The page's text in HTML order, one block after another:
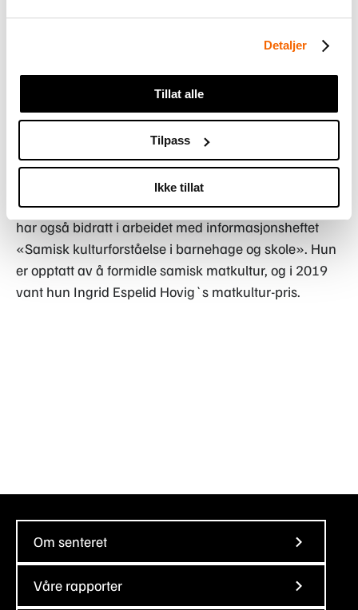
Detaljer
Tillat alle
Tilpass
Ikke tillat
kompetansemålene skal elevene både tilegne seg
metoder for å tilberede og konservere mat.
Innleggsholder
Màret Ravdna Buljo er matformidler og reineier, og
har også bidratt i arbeidet med informasjonsheftet
«Samisk kulturforståelse i barnehage og skole». Hun
er opptatt av å formidle samisk matkultur, og i 2019
vant hun Ingrid Espelid Hovig`s matkultur-pris.
Om senteret
Våre rapporter